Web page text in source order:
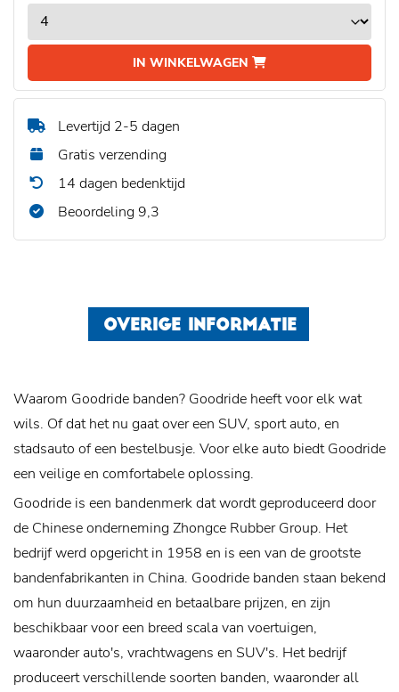
IN WINKELWAGEN
Levertijd 2-5 dagen
Gratis verzending
14 dagen bedenktijd
Beoordeling 9,3
OVERIGE INFORMATIE
Waarom Goodride banden? Goodride heeft voor elk wat
wils. Of dat het nu gaat over een SUV, sport auto, en
stadsauto of een bestelbusje. Voor elke auto biedt Goodride
een veilige en comfortabele oplossing.
Goodride is een bandenmerk dat wordt geproduceerd door
de Chinese onderneming Zhongce Rubber Group. Het
bedrijf werd opgericht in 1958 en is een van de grootste
bandenfabrikanten in China. Goodride banden staan bekend
om hun duurzaamheid en betaalbare prijzen, en zijn
beschikbaar voor een breed scala van voertuigen,
waaronder auto's, vrachtwagens en SUV's. Het bedrijf
produceert verschillende soorten banden, waaronder all